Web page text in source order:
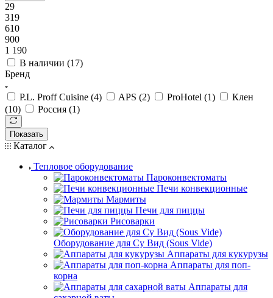
29
319
610
900
1 190
В наличии (17)
Бренд
P.L. Proff Cuisine (4) APS (2) ProHotel (1)
Клен
(10) Россия (1)
Показать
Каталог
Тепловое оборудование
Пароконвектоматы
Печи конвекционные
Мармиты
Печи для пиццы
Рисоварки
Оборудование для Су Вид (Sous Vide)
Аппараты для кукурузы
Аппараты для поп-
корна
Аппараты для